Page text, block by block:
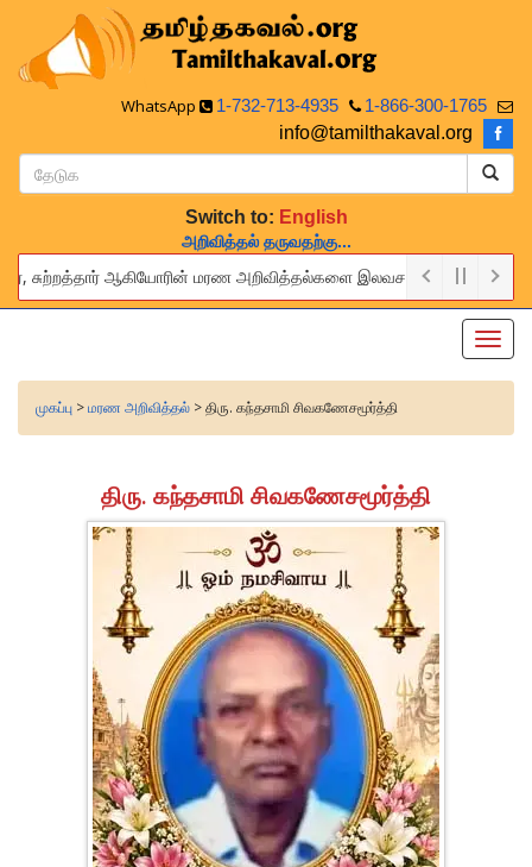
WhatsApp 1-732-713-4935
1-866-300-1765
info@tamilthakaval.org
Switch to: English
அறிவித்தல் தருவதற்கு...
சுற்றத்தார் ஆகியோரின் மரண அறிவித்தல்களை இலவசமாக நாங்கள்
this service to announce the obituaries of your relatives
முகப்பு >மரண அறிவித்தல் > திரு. கந்தசாமி சிவகணேசமூர்த்தி
திரு. கந்தசாமி சிவகணேசமூர்த்தி